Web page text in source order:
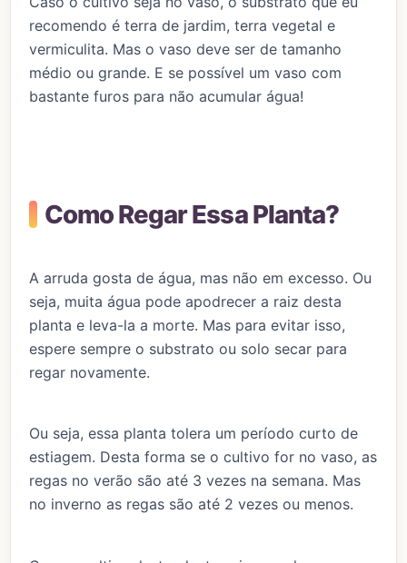
recomendo é terra de jardim, terra vegetal e
vermiculita. Mas o vaso deve ser de tamanho
médio ou grande. E se possível um vaso com
bastante furos para não acumular água!
Como Regar Essa Planta?
A arruda gosta de água, mas não em excesso. Ou
seja, muita água pode apodrecer a raiz desta
planta e leva-la a morte. Mas para evitar isso,
espere sempre o substrato ou solo secar para
regar novamente.
Ou seja, essa planta tolera um período curto de
estiagem. Desta forma se o cultivo for no vaso, as
regas no verão são até 3 vezes na semana. Mas
no inverno as regas são até 2 vezes ou menos.